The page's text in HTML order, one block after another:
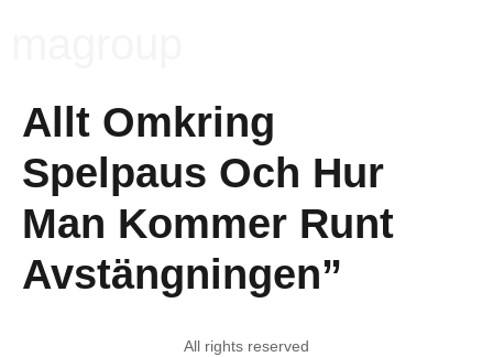
Allt Omkring
Spelpaus Och Hur
Man Kommer Runt
Avstängningen”
All rights reserved